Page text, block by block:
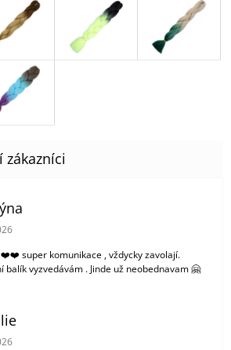
obchodu je 5 z 5 hvězdiček.
super komunikace , vždycky zavolají.
balík vyzvedávám . Jinde už neobednavam 🤗
obchodu je 3 z 5 hvězdiček.